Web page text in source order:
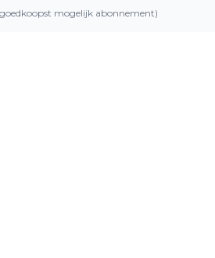
mogelijk abonnement)